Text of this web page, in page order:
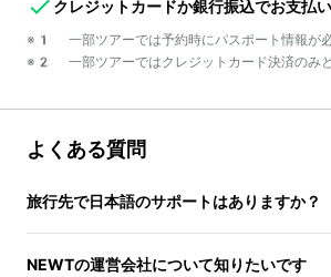
クレジットカードか銀行振込でお支払い
※1 一部ツアーでは予約時にパスポート情報が必
※2 一部ツアーではクレジットカード決済のみと
よくある質問
旅行先で日本語のサポートはありますか？
NEWTの運営会社について知りたいです